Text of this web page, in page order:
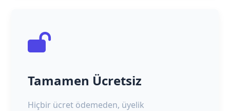
Tamamen Ücretsiz
Hiçbir ücret ödemeden, üyelik